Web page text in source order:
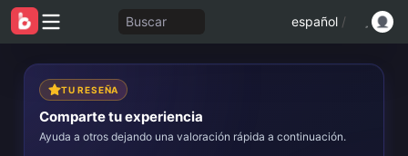
Buscar español /
TU RESEÑA
Comparte tu experiencia
Ayuda a otros dejando una valoración rápida a continuación.